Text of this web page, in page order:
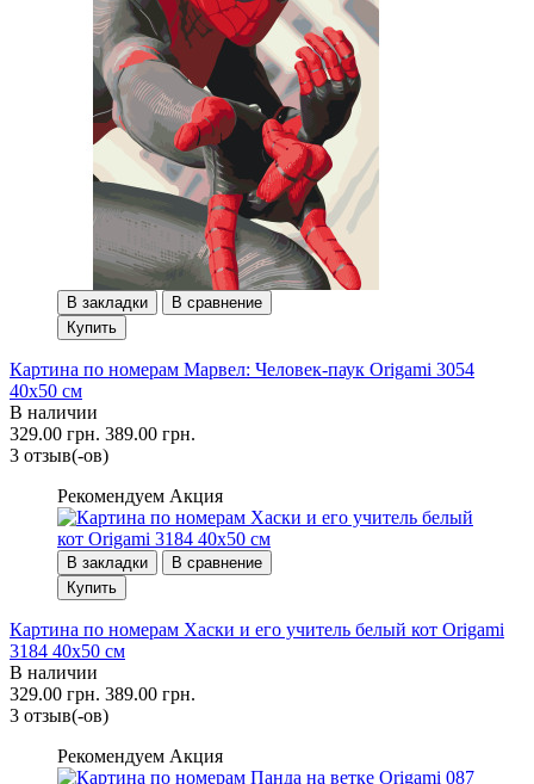
В закладки
В сравнение
Купить
Картина по номерам Марвел: Человек-паук Origami 3054
40x50 см
В наличии
329.00 грн. 389.00 грн.
3 отзыв(-ов)
Рекомендуем Акция
В закладки
В сравнение
Купить
Картина по номерам Хаски и его учитель белый кот Origami
3184 40x50 см
В наличии
329.00 грн. 389.00 грн.
3 отзыв(-ов)
Рекомендуем Акция